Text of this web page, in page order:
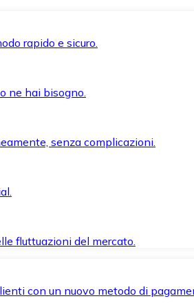
rapido e sicuro.
ne hai bisogno.
senza complicazioni.
fluttuazioni del mercato.
con un nuovo metodo di